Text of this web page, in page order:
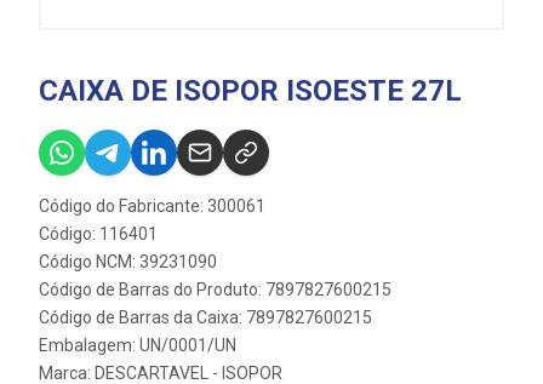
CAIXA DE ISOPOR ISOESTE 27L
Código do Fabricante: 300061
Código: 116401
Código NCM: 39231090
Código de Barras do Produto: 7897827600215
Código de Barras da Caixa: 7897827600215
Embalagem: UN/0001/UN
Marca: DESCARTAVEL - ISOPOR